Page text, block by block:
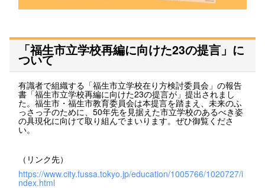
「福生市立学校再編に向けた23の提言」に
ついて
有識者で組織する「福生市立学校在り方検討委員会」の報告
書「福生市立学校再編に向けた23の提言が」提出されまし
た。福生市・福生市教育委員会は本提言を踏まえ、未来のふ
っさっ子のために、50年先を見据えた市立学校のあるべき姿
の具現化に向けて取り組んでまいります。ぜひ御覧くださ
い。
（リンク先）
https://www.city.fussa.tokyo.jp/education/1005766/1020727/i
ndex.html